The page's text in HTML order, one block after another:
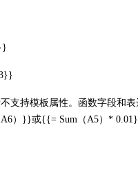
支持模板属性。函数字段和
）}}或{{= Sum（A5）*